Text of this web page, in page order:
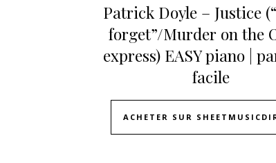
Patrick Doyle – Justice
forget”/Murder on the
express) EASY piano |
facile
ACHETER SUR